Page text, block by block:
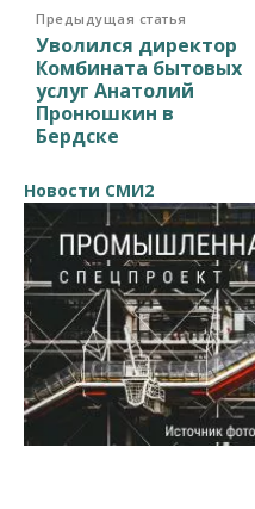
Предыдущая статья
Уволился директор
Комбината бытовых
услуг Анатолий
Пронюшкин в
Бердске
Новости СМИ2